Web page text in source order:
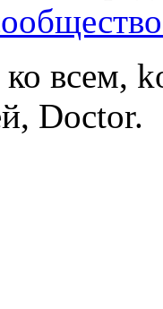
всем,
Doctor.